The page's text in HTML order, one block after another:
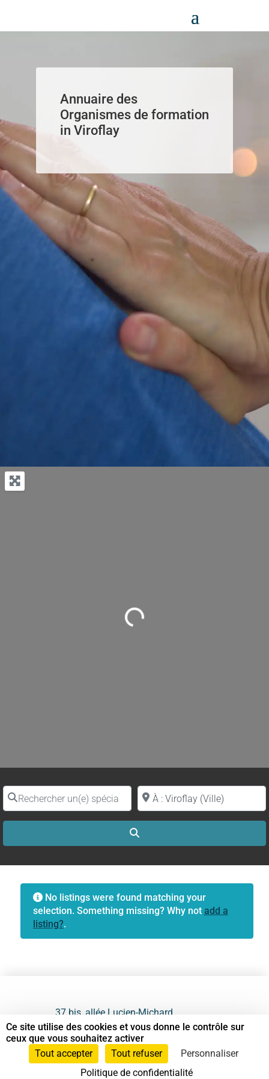
Annuaire des
Organismes de formation
in Viroflay
Loading...
Rechercher un(e) spécialiste par nomProche de (ville ou région)
No listings were found matching your
selection. Something missing? Why not add a
listing?.
37 bis, allée Lucien-Michard
93190 Livry-Gargan
06 61 87 28 09
Ce site utilise des cookies et vous donne le contrôle sur
ceux que vous souhaitez activer
Tout accepter
Tout refuser
Personnaliser
Politique de confidentialité